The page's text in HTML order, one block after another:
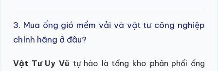
3. Mua ống gió mềm vải và vật tư công nghiệp
chính hãng ở đâu?
Vật Tư Uy Vũ tự hào là tổng kho phân phối ống